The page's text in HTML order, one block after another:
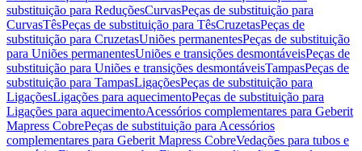
substituição para ReduçõesCurvasPeças de substituição para
CurvasTêsPeças de substituição para TêsCruzetasPeças de
substituição para CruzetasUniões permanentesPeças de substituição
para Uniões permanentesUniões e transições desmontáveisPeças de
substituição para Uniões e transições desmontáveisTampasPeças de
substituição para TampasLigaçõesPeças de substituição para
LigaçõesLigações para aquecimentoPeças de substituição para
Ligações para aquecimentoAcessórios complementares para Geberit
Mapress CobrePeças de substituição para Acessórios
complementares para Geberit Mapress CobreVedações para tubos e